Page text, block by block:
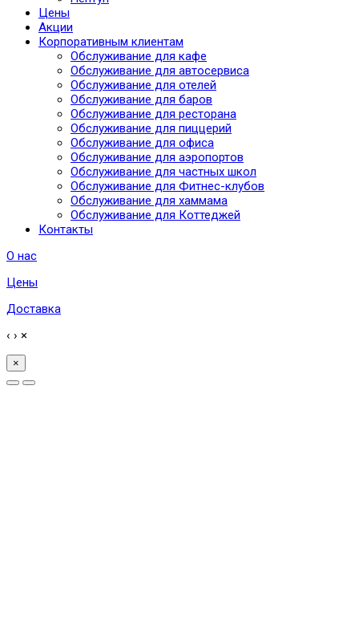
Цены
Акции
Корпоративным клиентам
Обслуживание для кафе
Обслуживание для автосервиса
Обслуживание для отелей
Обслуживание для баров
Обслуживание для ресторана
Обслуживание для пиццерий
Обслуживание для офиса
Обслуживание для аэропортов
Обслуживание для частных школ
Обслуживание для Фитнес-клубов
Обслуживание для хаммама
Обслуживание для Коттеджей
Контакты
О нас
Цены
Доставка
‹ › ×
×